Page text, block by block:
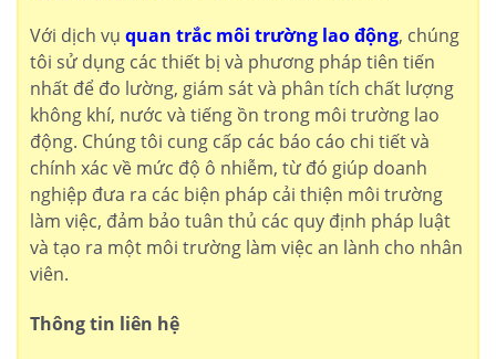
Với dịch vụ quan trắc môi trường lao động, chúng
tôi sử dụng các thiết bị và phương pháp tiên tiến
nhất để đo lường, giám sát và phân tích chất lượng
không khí, nước và tiếng ồn trong môi trường lao
động. Chúng tôi cung cấp các báo cáo chi tiết và
chính xác về mức độ ô nhiễm, từ đó giúp doanh
nghiệp đưa ra các biện pháp cải thiện môi trường
làm việc, đảm bảo tuân thủ các quy định pháp luật
và tạo ra một môi trường làm việc an lành cho nhân
viên.
Thông tin liên hệ